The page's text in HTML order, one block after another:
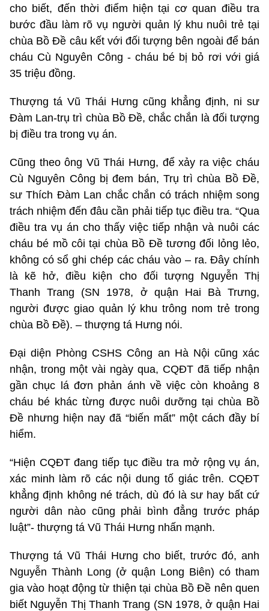
cho biết, đến thời điểm hiện tại cơ quan điều tra
bước đầu làm rõ vụ người quản lý khu nuôi trẻ tại
chùa Bồ Đề câu kết với đối tượng bên ngoài để bán
cháu Cù Nguyên Công - cháu bé bị bỏ rơi với giá
35 triệu đồng.
Thượng tá Vũ Thái Hưng cũng khẳng định, ni sư
Đàm Lan-trụ trì chùa Bồ Đề, chắc chắn là đối tượng
bị điều tra trong vụ án.
Cũng theo ông Vũ Thái Hưng, để xảy ra việc cháu
Cù Nguyên Công bị đem bán, Trụ trì chùa Bồ Đề,
sư Thích Đàm Lan chắc chắn có trách nhiệm song
trách nhiệm đến đâu cần phải tiếp tục điều tra. “Qua
điều tra vụ án cho thấy việc tiếp nhận và nuôi các
cháu bé mồ côi tại chùa Bồ Đề tương đối lỏng lẻo,
không có sổ ghi chép các cháu vào – ra. Đây chính
là kẽ hở, điều kiện cho đối tượng Nguyễn Thị
Thanh Trang (SN 1978, ở quận Hai Bà Trưng,
người được giao quản lý khu trông nom trẻ trong
chùa Bồ Đề). – thượng tá Hưng nói.
Đại diện Phòng CSHS Công an Hà Nội cũng xác
nhận, trong một vài ngày qua, CQĐT đã tiếp nhận
gần chục lá đơn phản ánh về việc còn khoảng 8
cháu bé khác từng được nuôi dưỡng tại chùa Bồ
Đề nhưng hiện nay đã “biến mất” một cách đầy bí
hiểm.
“Hiện CQĐT đang tiếp tục điều tra mở rộng vụ án,
xác minh làm rõ các nội dung tố giác trên. CQĐT
khẳng định không né trách, dù đó là sư hay bất cứ
người dân nào cũng phải bình đẳng trước pháp
luật”- thượng tá Vũ Thái Hưng nhấn mạnh.
Thượng tá Vũ Thái Hưng cho biết, trước đó, anh
Nguyễn Thành Long (ở quận Long Biên) có tham
gia vào hoạt động từ thiện tại chùa Bồ Đề nên quen
biết Nguyễn Thị Thanh Trang (SN 1978, ở quận Hai